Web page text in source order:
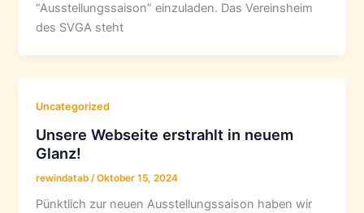
“Ausstellungssaison” einzuladen. Das Vereinsheim
des SVGA steht
Uncategorized
Unsere Webseite erstrahlt in neuem
Glanz!
rewindatab /Oktober 15, 2024
Pünktlich zur neuen Ausstellungssaison haben wir